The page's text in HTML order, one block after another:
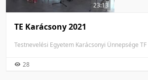
23:13
TE Karácsony 2021
Testnevelési Egyetem Karácsonyi Ünnepsége
28